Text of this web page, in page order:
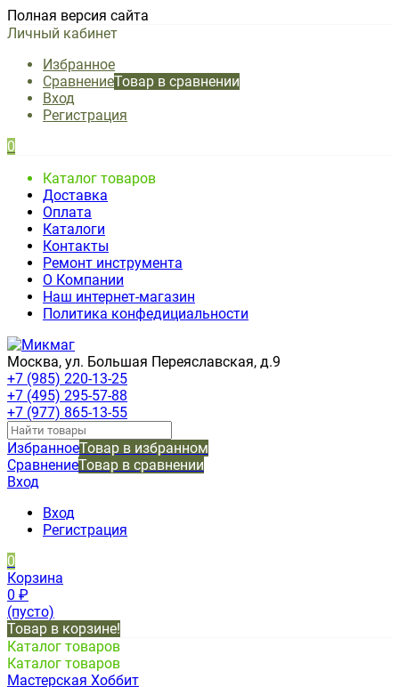
Полная версия сайта
Личный кабинет
Избранное
СравнениеТовар в сравнении
Вход
Регистрация
0
Каталог товаров
Доставка
Оплата
Каталоги
Контакты
Ремонт инструмента
О Компании
Наш интернет-магазин
Политика конфедициальности
Москва, ул. Большая Переяславская, д.9
+7 (985) 220-13-25
+7 (495) 295-57-88
+7 (977) 865-13-55
ИзбранноеТовар в избранном
СравнениеТовар в сравнении
Вход
Вход
Регистрация
0
Корзина
0 ₽
(пусто)
Товар в корзине!
Каталог товаров
Каталог товаров
Мастерская Хоббит